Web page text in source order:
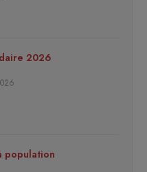
2026
population